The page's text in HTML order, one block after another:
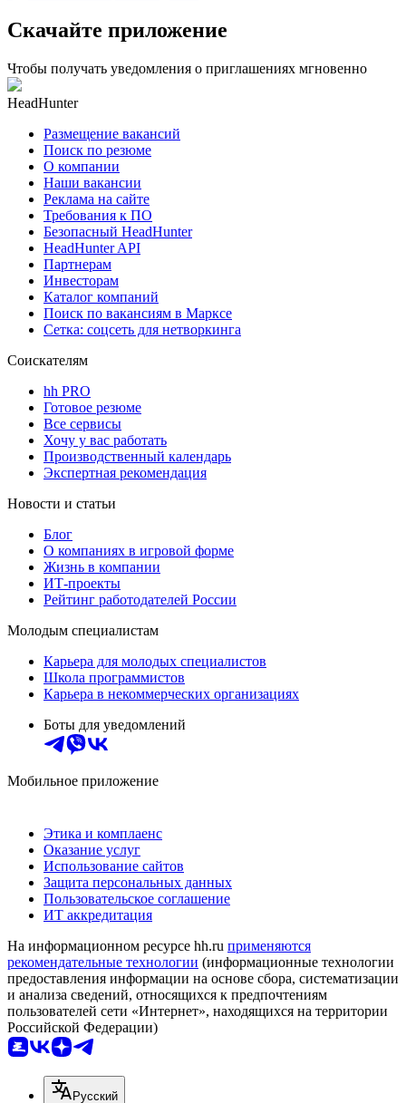
Скачайте приложение
Чтобы получать уведомления о приглашениях мгновенно
HeadHunter
Размещение вакансий
Поиск по резюме
О компании
Наши вакансии
Реклама на сайте
Требования к ПО
Безопасный HeadHunter
HeadHunter API
Партнерам
Инвесторам
Каталог компаний
Поиск по вакансиям в Марксе
Сетка: соцсеть для нетворкинга
Соискателям
hh PRO
Готовое резюме
Все сервисы
Хочу у вас работать
Производственный календарь
Экспертная рекомендация
Новости и статьи
Блог
О компаниях в игровой форме
Жизнь в компании
ИТ-проекты
Рейтинг работодателей России
Молодым специалистам
Карьера для молодых специалистов
Школа программистов
Карьера в некоммерческих организациях
Боты для уведомлений
Мобильное приложение
Этика и комплаенс
Оказание услуг
Использование сайтов
Защита персональных данных
Пользовательское соглашение
ИТ аккредитация
На информационном ресурсе hh.ru применяются
рекомендательные технологии (информационные технологии
предоставления информации на основе сбора, систематизации
и анализа сведений, относящихся к предпочтениям
пользователей сети «Интернет», находящихся на территории
Российской Федерации)
Русский